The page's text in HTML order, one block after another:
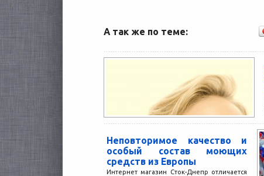
А так же по теме:
Неповторимое качество и
особый состав моющих
средств из Европы
Интернет магазин Сток-Днепр отличается